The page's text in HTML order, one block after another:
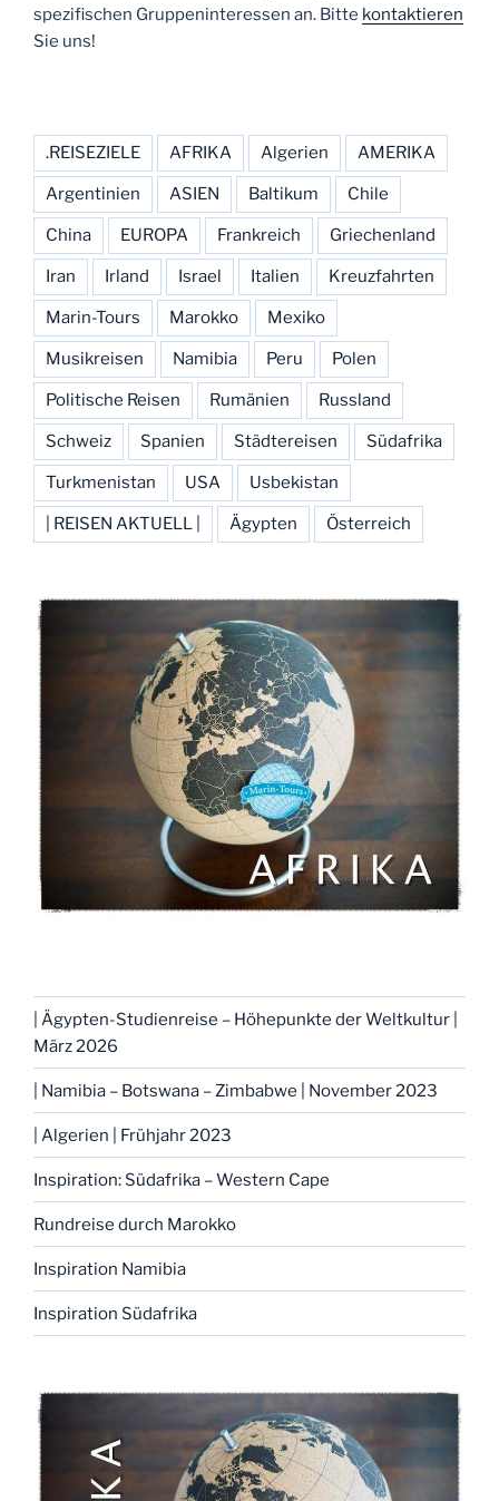
spezifischen Gruppeninteressen an. Bitte kontaktieren
Sie uns!
.REISEZIELE AFRIKA Algerien AMERIKA
Argentinien ASIEN Baltikum Chile
China EUROPA Frankreich Griechenland
Iran Irland Israel Italien Kreuzfahrten
Marin-Tours Marokko Mexiko
Musikreisen Namibia Peru Polen
Politische Reisen Rumänien Russland
Schweiz Spanien Städtereisen Südafrika
Turkmenistan USA Usbekistan
| REISEN AKTUELL | Ägypten Österreich
| Ägypten-Studienreise – Höhepunkte der Weltkultur |
März 2026
| Namibia – Botswana – Zimbabwe | November 2023
| Algerien | Frühjahr 2023
Inspiration: Südafrika – Western Cape
Rundreise durch Marokko
Inspiration Namibia
Inspiration Südafrika